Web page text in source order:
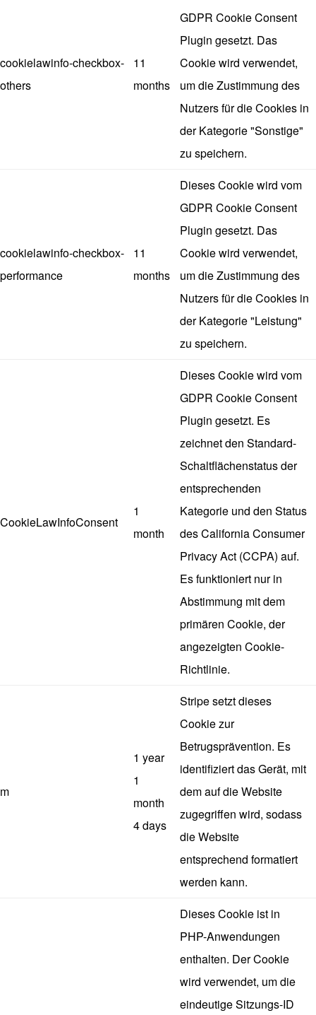
cookielawinfo-checkbox-
others
11
months
GDPR Cookie Consent
Plugin gesetzt. Das
Cookie wird verwendet,
um die Zustimmung des
Nutzers für die Cookies in
der Kategorie "Sonstige"
zu speichern.
cookielawinfo-checkbox-
performance
11
months
Dieses Cookie wird vom
GDPR Cookie Consent
Plugin gesetzt. Das
Cookie wird verwendet,
um die Zustimmung des
Nutzers für die Cookies in
der Kategorie "Leistung"
zu speichern.
CookieLawInfoConsent
1
month
Dieses Cookie wird vom
GDPR Cookie Consent
Plugin gesetzt. Es
zeichnet den Standard-
Schaltflächenstatus der
entsprechenden
Kategorie und den Status
des California Consumer
Privacy Act (CCPA) auf.
Es funktioniert nur in
Abstimmung mit dem
primären Cookie, der
angezeigten Cookie-
Richtlinie.
m
1 year
1
month
4 days
Stripe setzt dieses
Cookie zur
Betrugsprävention. Es
identifiziert das Gerät, mit
dem auf die Website
zugegriffen wird, sodass
die Website
entsprechend formatiert
werden kann.
Dieses Cookie ist in
PHP-Anwendungen
enthalten. Der Cookie
wird verwendet, um die
eindeutige Sitzungs-ID